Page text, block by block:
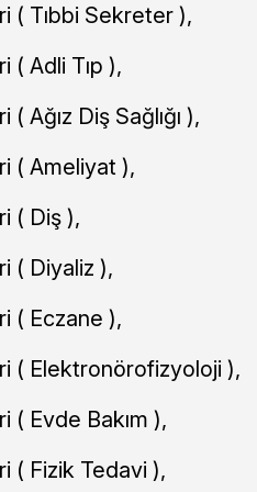
( Tıbbi Sekreter ),
( Adli Tıp ),
( Ağız Diş Sağlığı ),
( Ameliyat ),
( Diş ),
( Diyaliz ),
( Eczane ),
( Elektronörofizyoloji ),
( Evde Bakım ),
( Fizik Tedavi ),